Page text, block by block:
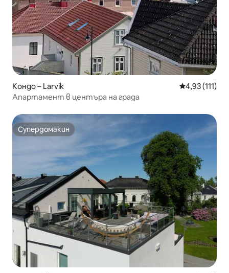
Кондо – Larvik Средна
4,93 (111)
Апартамент в центъра на града
Супердомакин
Супердомакин